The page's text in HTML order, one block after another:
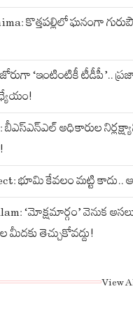
కొత్తపల్లిలో ఘనంగా
‘ఇంటింటికీ టీడీపీ’..
బీఎస్ఎన్ఎల్ అధికారుల
భూమి కేవలం మట్టి కాదు..
‘మోక్షమార్గం’ వెనుక
తెచ్చుకోవద్దు!
View